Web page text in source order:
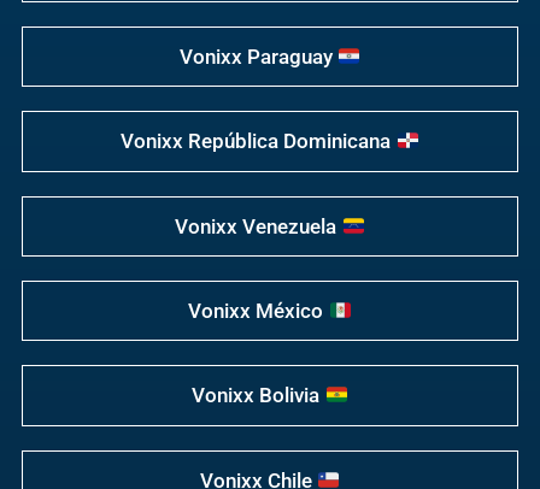
Vonixx Paraguay
Vonixx República Dominicana
Vonixx Venezuela
Vonixx México
Vonixx Bolivia
Vonixx Chile